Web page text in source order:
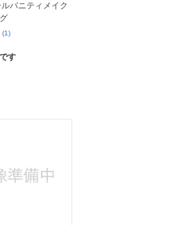
バニティメイク
(1)
す